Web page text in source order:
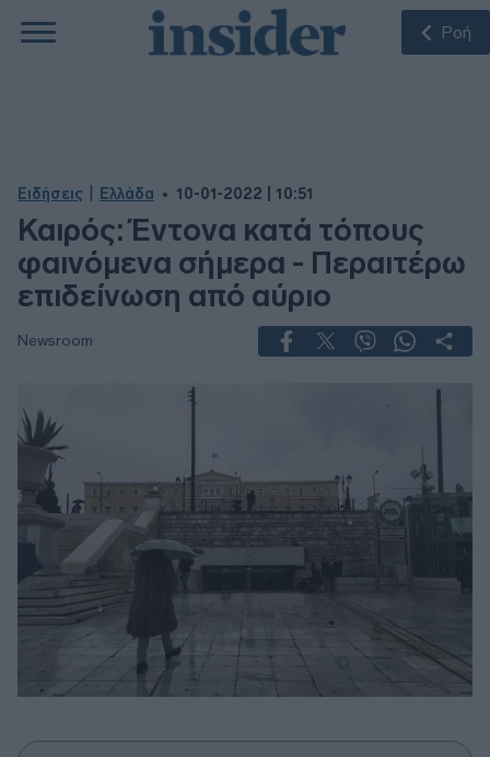
Ροή
Ειδήσεις Ελλάδα 10-01-2022 | 10:51
Καιρός: Έντονα κατά τόπους
φαινόμενα σήμερα - Περαιτέρω
επιδείνωση από αύριο
Newsroom